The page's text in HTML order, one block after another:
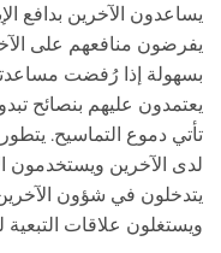
يساعدون الآخرين بدافع
يفرضون منافعهم على
بسهولة إذا رُفضت
يعتمدون عليهم بنصائح
تأتي دموع التماسيح.
لدى الآخرين ويستخدمون
يتدخلون في شؤون
ويستغلون علاقات التبعية